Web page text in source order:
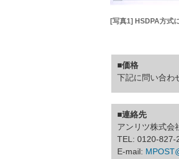
[写真1] HSDPA方式
■価格
下記に問い合わ
■連絡先
アンリツ株式会
TEL: 0120-827-
E-mail: